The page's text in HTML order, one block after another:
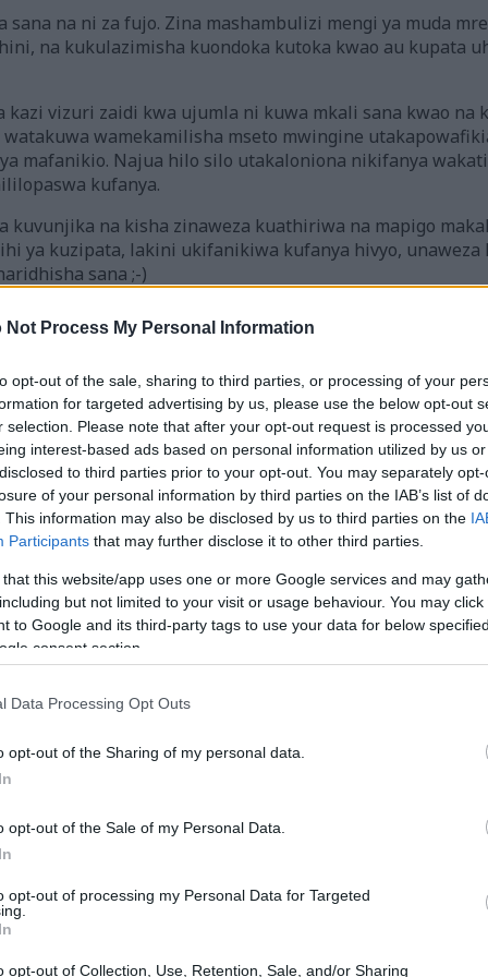
Not Process My Personal Information
opt-out of the sale, sharing to third parties, or processing of your
for targeted advertising by us, please use the below opt-out
selection. Please note that after your opt-out request is processed
interest-based ads based on personal information utilized by us
to third parties prior to your opt-out. You may separately
of your personal information by third parties on the IAB’s list of
This information may also be disclosed by us to third parties on the
Participants that may further disclose it to other third parties.
that this website/app uses one or more Google services and may
but not limited to your visit or usage behaviour. You may
to Google and its third-party tags to use your data for below
consent section.
Data Processing Opt Outs
opt-out of the Sharing of my personal data.
opt-out of the Sale of my Personal Data.
opt-out of processing my Personal Data for Targeted
opt-out of Collection, Use, Retention, Sale, and/or Sharing
sana na ni za fujo. Zina mashambulizi mengi ya muda
na kukulazimisha kuondoka kutoka kwao au kupata
vizuri zaidi kwa ujumla ni kuwa mkali sana kwao na
wamekamilisha mseto mwingine
mafanikio. Najua hilo silo utakaloniona nikifanya
kufanya.
kuvunjika na kisha zinaweza kuathiriwa na mapigo
ya kuzipata, lakini ukifanikiwa kufanya hivyo, unaweza
sana ;-)
ikiwa umepiga mstari fulani wa kutafuta wa kutosha
changu ninachokipenda cha kunyonya vitu vyote
Engvall, pia, lakini hakuweza kuidhibiti gargoyles
maskini Engvall amepigwa makofi mengi kichwani kwa
usiku sana wakati ni kimya kabisa, sauti hafifu
ya chuma. Hadithi ya kweli.
kubwa la afya na amewashinda mashujaa vizuri
Engvall ambaye kwa mara nyingine tena aliniangusha
yangu kabisa ikiwa hatafanikiwa. Ninaanza
kitu bora zaidi cha kuita na anatumia fursa hiyo.
ustadi. Silaha yangu ya melee ni Mkuki wa Mlinzi
zangu za masafa marefu ni LongBow na ShortBow.
Sina uhakika kama hilo kwa ujumla linachukuliwa
busara kwangu - nataka sehemu tamu ambayo si hali
nimekwama kwenye bosi yule yule kwa saa
wa video hii ya Valiant Gargoyles. Asante kwa
hata kufikiria kuwa wa ajabu kabisa kwa Kupenda
na ufurahie michezo!
fikiria kuwa wa ajabu kabisa kwa Kupenda na
na pambano hili la bosi